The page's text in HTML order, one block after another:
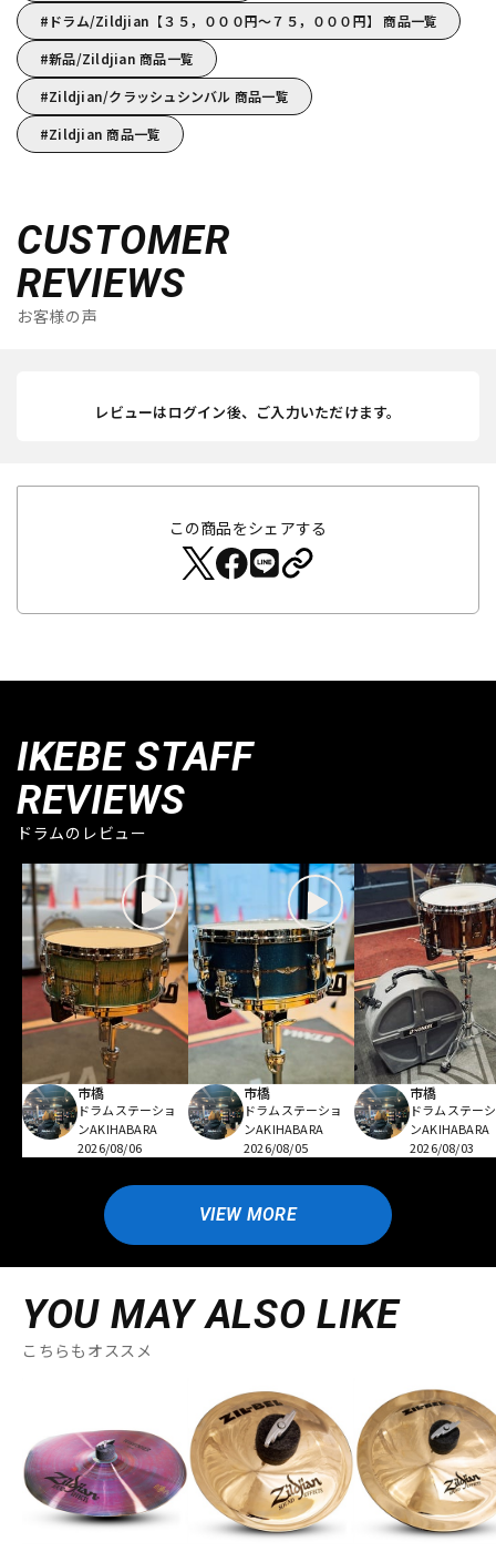
ドラム/Zildjian【３５，０００円～７５，０００円】 商品一覧
新品/Zildjian 商品一覧
Zildjian/クラッシュシンバル 商品一覧
Zildjian 商品一覧
CUSTOMER
REVIEWS
お客様の声
レビューはログイン後、ご入力いただけます。
この商品をシェアする
IKEBE STAFF
REVIEWS
ドラムのレビュー
市橋
ドラムステーショ
ンAKIHABARA
2026/08/06
市橋
ドラムステーショ
ンAKIHABARA
2026/08/05
市橋
ドラムステー
ンAKIHABARA
2026/08/03
VIEW MORE
YOU MAY ALSO LIKE
こちらもオススメ